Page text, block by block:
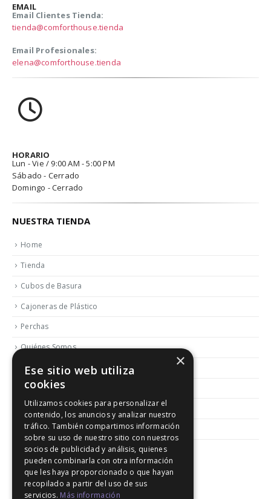
EMAIL
Email Clientes Tienda:
tienda@comforthouse.tienda
Email Profesionales:
elena@comforthouse.tienda
HORARIO
Lun - Vie / 9:00 AM - 5:00 PM
Sábado - Cerrado
Domingo - Cerrado
NUESTRA TIENDA
Home
Tienda
Cubos de Basura
Cajoneras de Plástico
Perchas
Quiénes Somos
Contactar
Blog
Política de Reembolso y Devoluciones
Aviso Legal
×
Ese sitio web utiliza
cookies
Utilizamos cookies para personalizar el
contenido, los anuncios y analizar nuestro
tráfico. También compartimos información
sobre su uso de nuestro sitio con nuestros
socios de publicidad y análisis, quienes
pueden combinarla con otra información
que les haya proporcionado o que hayan
recopilado a partir del uso de sus
servicios. Más información